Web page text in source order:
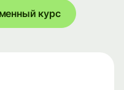
курс